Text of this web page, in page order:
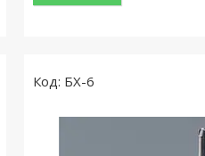
БХ-6